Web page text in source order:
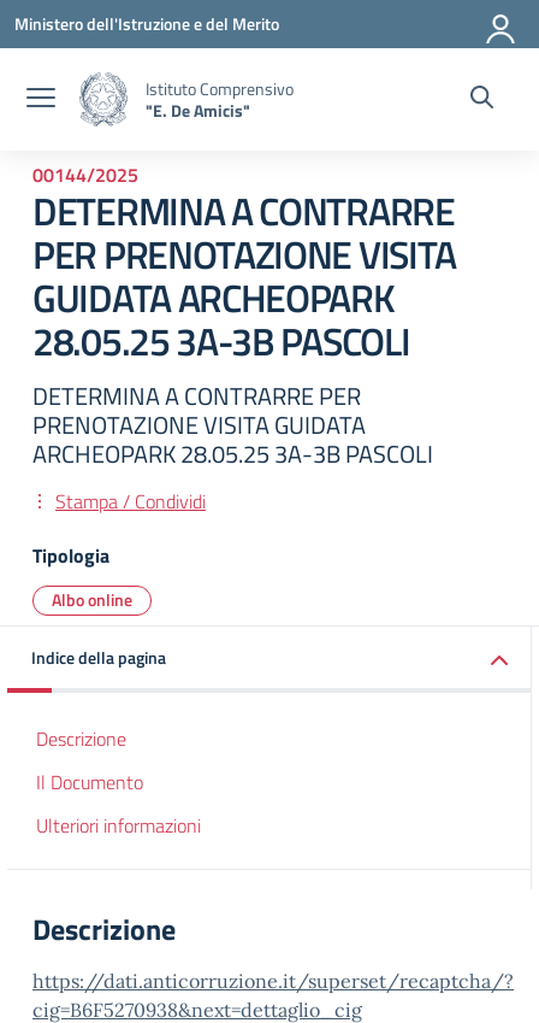
Vai ai contenuti
Vai al menu di navigazione
Vai al footer
Ministero dell'Istruzione e del Merito
Istituto Comprensivo
"E. De Amicis"
00144/2025
DETERMINA A CONTRARRE
PER PRENOTAZIONE VISITA
GUIDATA ARCHEOPARK
28.05.25 3A-3B PASCOLI
DETERMINA A CONTRARRE PER
PRENOTAZIONE VISITA GUIDATA
ARCHEOPARK 28.05.25 3A-3B PASCOLI
Stampa / Condividi
Tipologia
Albo online
Indice della pagina
Descrizione
Il Documento
Ulteriori informazioni
Descrizione
https://dati.anticorruzione.it/superset/recaptcha/?
cig=B6F5270938&next=dettaglio_cig